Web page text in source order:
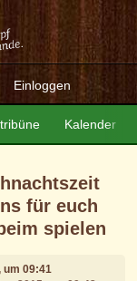
Einloggen
Kalender
für euch
spielen
um 09:41